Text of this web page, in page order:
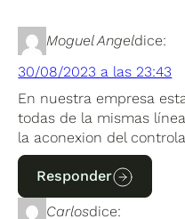
Moguel Angeldice:
30/08/2023 a las 23:43
En nuestra empresa
todas de la mismas
la aconexion del
Responder
Carlosdice: